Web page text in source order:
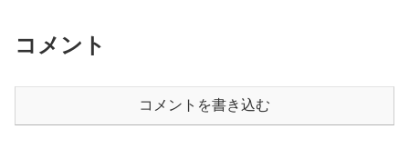
コメント
コメントを書き込む